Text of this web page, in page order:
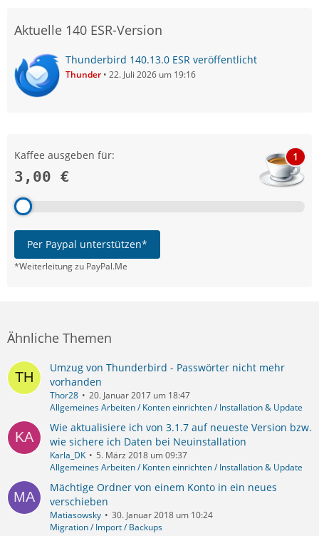
Aktuelle 140 ESR-Version
Thunderbird 140.13.0 ESR veröffentlicht
Thunder 22. Juli 2026 um 19:16
Kaffee ausgeben für:
3,00 €
1
Per Paypal unterstützen*
*Weiterleitung zu PayPal.Me
Ähnliche Themen
Umzug von Thunderbird - Passwörter nicht mehr
vorhanden
Thor28
20. Januar 2017 um 18:47
Allgemeines Arbeiten / Konten einrichten / Installation & Update
Wie aktualisiere ich von 3.1.7 auf neueste Version bzw.
wie sichere ich Daten bei Neuinstallation
Karla_DK
5. März 2018 um 09:37
Allgemeines Arbeiten / Konten einrichten / Installation & Update
Mächtige Ordner von einem Konto in ein neues
verschieben
Matiasowsky
30. Januar 2018 um 10:24
Migration / Import / Backups